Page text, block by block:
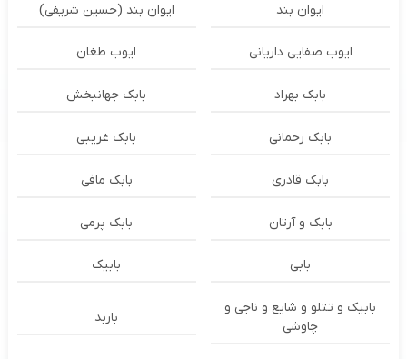
ایوان بند ایوان بند (حسین شریفی)
ایوب صفایی داریانی ایوب طغان
بابک بهراد بابک جهانبخش
بابک رحمانی بابک غریبی
بابک قادری بابک مافی
بابک و آرتان بابک پرمی
بابی بابیک
بابیک و تتلو و شایع و ناجی و
چاوشی
باربد